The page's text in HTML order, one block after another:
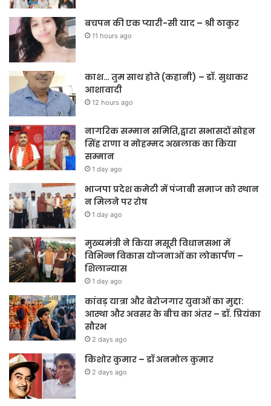
बचपन की एक प्यारी-सी याद – श्री ठाकुर
11 hours ago
काश… तुम साथ होते (कहानी) – डॉ. सुधाकर
आशावादी
12 hours ago
नागरिक सम्मान समिति,द्वारा सभासदों सोहन
सिंह राणा व मोहम्मद अखलाक का किया
सम्मान
1 day ago
भाजपा प्रदेश कमेटी में पंजाबी समाज को स्थान
न मिलने पर रोष
1 day ago
मुख्यमंत्री ने किया मसूरी विधानसभा में
विभिन्न विकास योजनाओं का लोकार्पण –
शिलान्यास
1 day ago
कांवड़ यात्रा और बेरोजगार युवाओं का मुद्दा:
आस्था और अवसर के बीच का अंतर – डॉ. प्रियंका
सौरभ
2 days ago
किशोर कुमार – डॉ अनमोल कुमार
2 days ago